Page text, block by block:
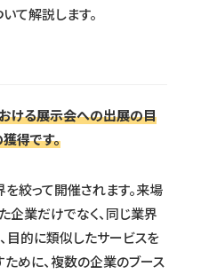
て解説します。
ける展示会への出展の目
得です。
絞って開催されます。来場
業だけでなく、同じ業界
目的に類似したサービスを
めに、複数の企業のブース